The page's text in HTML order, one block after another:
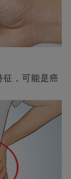
征，可能是癌